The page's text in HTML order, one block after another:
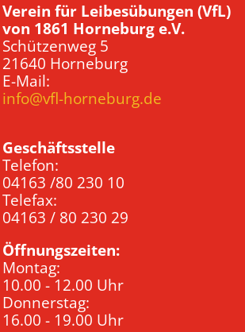
Verein für Leibesübungen (VfL)
von 1861 Horneburg e.V.
Schützenweg 5
21640 Horneburg
E-Mail:
info@vfl-horneburg.de
Geschäftsstelle
Telefon:
04163 /80 230 10
Telefax:
04163 / 80 230 29
Öffnungszeiten:
Montag:
10.00 - 12.00 Uhr
Donnerstag:
16.00 - 19.00 Uhr